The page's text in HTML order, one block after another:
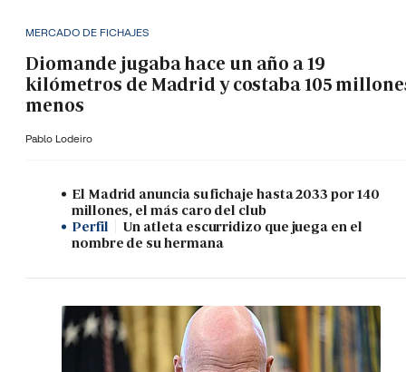
MERCADO DE FICHAJES
Diomande jugaba hace un año a 19
kilómetros de Madrid y costaba 105
menos
Pablo Lodeiro
El Madrid anuncia su fichaje hasta 2033 por 140
millones, el más caro del club
Perfil
Un atleta escurridizo que juega en el
nombre de su hermana